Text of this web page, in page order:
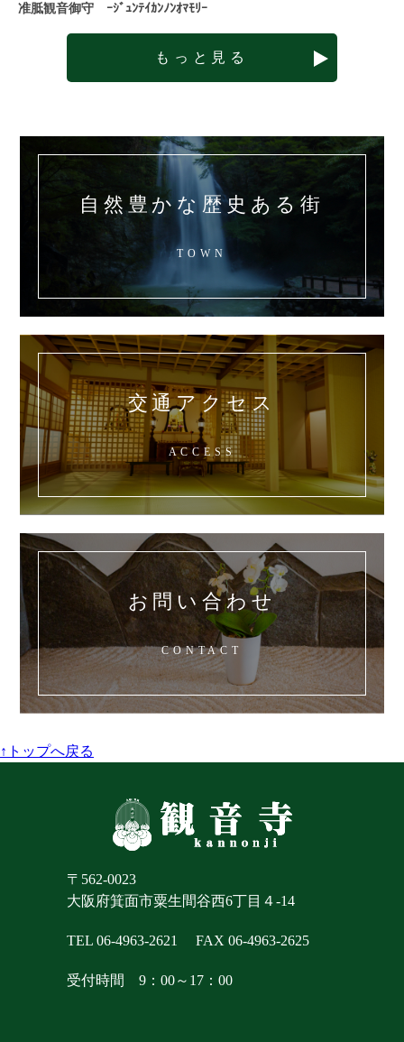
准胝観音御守 ｰｼﾞｭﾝﾃｲｶﾝﾉﾝｵﾏﾓﾘｰ
もっと見る
自然豊かな歴史ある街
TOWN
交通アクセス
ACCESS
お問い合わせ
CONTACT
↑トップへ戻る
〒562-0023
大阪府箕面市粟生間谷西6丁目４-14
TEL 06-4963-2621 FAX 06-4963-2625
受付時間 9：00～17：00